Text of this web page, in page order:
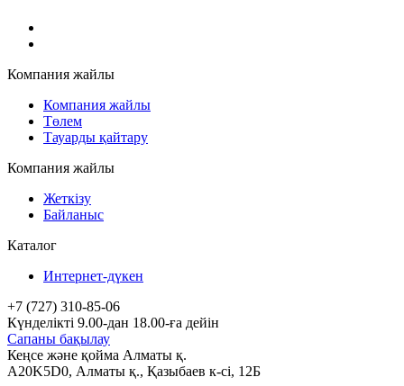
Компания жайлы
Компания жайлы
Төлем
Тауарды қайтару
Компания жайлы
Жеткізу
Байланыс
Каталог
Интернет-дүкен
+7 (727) 310-85-06
Күнделікті 9.00-дан 18.00-ға дейін
Сапаны бақылау
Кеңсе және қойма Алматы қ.
A20K5D0, Алматы қ., Қазыбаев к-сі, 12Б